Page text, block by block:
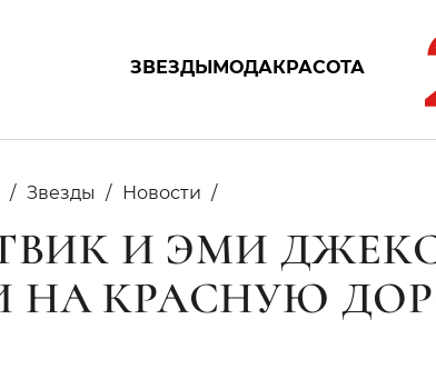
ЗВЕЗДЫМОДАКРАСОТА
Звезды Новости
И ЭМИ
КРАСНУЮ